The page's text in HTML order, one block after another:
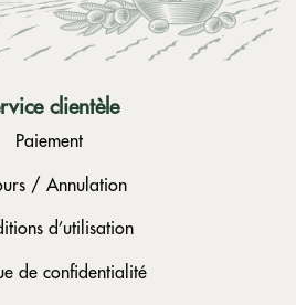
clientèle
Paiement
/ Annulation
d’utilisation
de confidentialité